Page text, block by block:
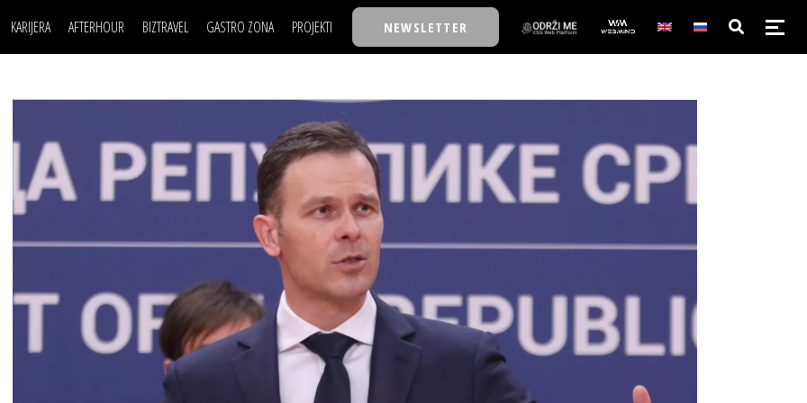
KARIJERA
MOJ UGAO
USAVRŠAVANJE
AFTERHOUR
AUTO SVET
BIZTRAVEL GASTRO ZONA PROJEKTI
TASTY TALKS
30 ISPOD 30
BACK TO OFFICE/SCHOOL
BIZBENDOVI
BIZKOLEGIJUM
BMW BIZNIS LIGA
BIZLIFE WEEK
IZJAVA GODINE
NEWSLETTER
POSAO
MOJ UGAO
KNOW-HOW
FILM I SCENA
AUTO SVET
WELLBEING
NAJKOLEGA
30 ISPOD 30
BACK TO OFFICE/SCHOOL
BIZBENDOVI
BIZKOLEGIJUM
BMW BIZNIS LIGA
BIZLIFE WEEK
IZJAVA GODINE